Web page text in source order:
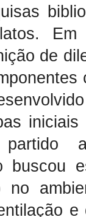
de
buscou
no